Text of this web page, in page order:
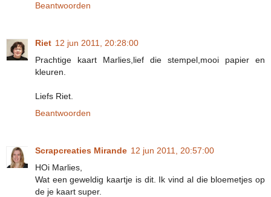
Beantwoorden
Riet 12 jun 2011, 20:28:00
Prachtige kaart Marlies,lief die stempel,mooi papier en
kleuren.
Liefs Riet.
Beantwoorden
Scrapcreaties Mirande 12 jun 2011, 20:57:00
HOi Marlies,
Wat een geweldig kaartje is dit. Ik vind al die bloemetjes op
de je kaart super.